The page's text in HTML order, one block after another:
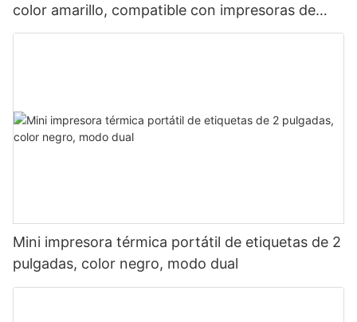
color amarillo, compatible con impresoras de
etiquetas y recibos, proveedor chino.
Mini impresora térmica portátil de etiquetas de 2
pulgadas, color negro, modo dual